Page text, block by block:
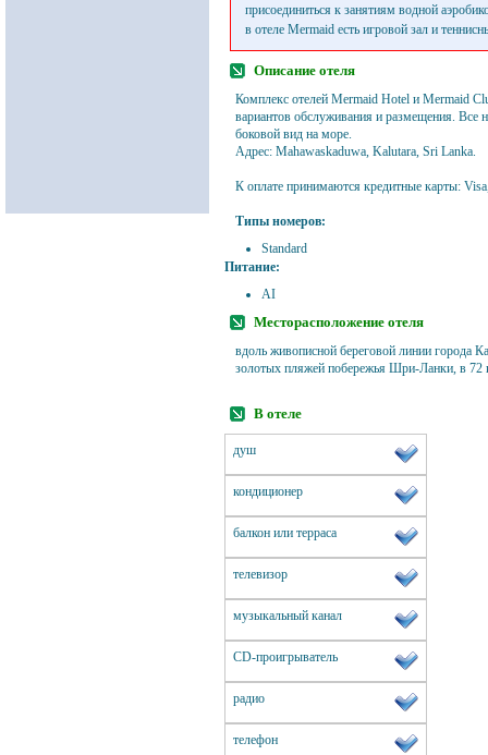
присоединиться к занятиям водной
в отеле Mermaid есть игровой зал и
Описание отеля
Комплекс отелей Mermaid Hotel и Mermaid
вариантов обслуживания и размещения.
боковой вид на море.
Адрес: Mahawaskaduwa, Kalutara, Sri Lanka.
К оплате принимаются кредитные карты:
Типы номеров:
Standard
Питание:
AI
Месторасположение отеля
вдоль живописной береговой линии города
золотых пляжей побережья Шри-Ланки, в 72
В отеле
душ
кондиционер
балкон или терраса
телевизор
музыкальный канал
CD-проигрыватель
радио
телефон